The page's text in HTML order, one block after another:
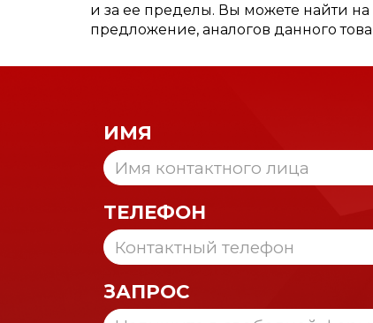
и за ее пределы. Вы можете найти на
предложение, аналогов данного
ИМЯ
ТЕЛЕФОН
ЗАПРОС